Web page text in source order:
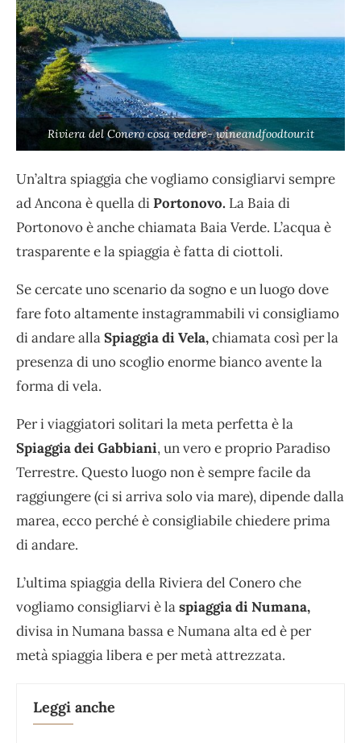
Riviera del Conero cosa vedere- wineandfoodtour.it
Un’altra spiaggia che vogliamo consigliarvi sempre
ad Ancona è quella diPortonovo. La Baia di
Portonovo è anche chiamata Baia Verde. L’acqua è
trasparente e la spiaggia è fatta di ciottoli.
Se cercate uno scenario da sogno e un luogo dove
fare foto altamente instagrammabili vi consigliamo
di andare allaSpiaggia di Vela,chiamata così per la
presenza di uno scoglio enorme bianco avente la
forma di vela.
Per i viaggiatori solitari la meta perfetta è la
Spiaggia dei Gabbiani, un vero e proprio Paradiso
Terrestre. Questo luogo non è sempre facile da
raggiungere (ci si arriva solo via mare), dipende dalla
marea, ecco perché è consigliabile chiedere prima
di andare.
L’ultima spiaggia della Riviera del Conero che
vogliamo consigliarvi è laspiaggia di Numana,
divisa in Numana bassa e Numana alta ed è per
metà spiaggia libera e per metà attrezzata.
Leggi anche